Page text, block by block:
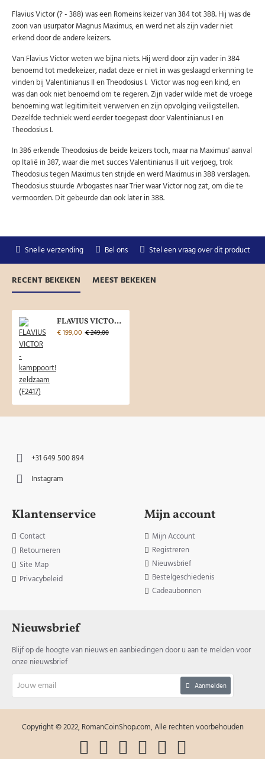
U kunt zich op elk moment weer afmelden via de nieuwsbrief.
Uw gegevens worden niet gedeeld met derden
Niet meer opnieuw tonen.
Flavius Victor (? - 388) was een Romeins keizer van 384 tot 388. Hij was de
zoon van usurpator Magnus Maximus, en werd net als zijn vader niet
erkend door de andere keizers.
Van Flavius Victor weten we bijna niets. Hij werd door zijn vader in 384
benoemd tot medekeizer, nadat deze er niet in was geslaagd erkenning te
vinden bij Valentinianus II en Theodosius I. Victor was nog een kind, en
was dan ook niet benoemd om te regeren. Zijn vader wilde met de vroege
benoeming wat legitimiteit verwerven en zijn opvolging veiligstellen.
Dezelfde techniek werd eerder toegepast door Valentinianus I en
Theodosius I.
In 386 erkende Theodosius de beide keizers toch, maar na Maximus' aanval
op Italië in 387, waar die met succes Valentinianus II uit verjoeg, trok
Theodosius tegen Maximus ten strijde en werd Maximus in 388 verslagen.
Theodosius stuurde Arbogastes naar Trier waar Victor nog zat, om die te
vermoorden. Dit gebeurde dan ook later in 388.
Snelle verzending Bel ons Stel een vraag over dit product
RECENT BEKEKEN MEEST BEKEKEN
FLAVIUS VICTOR - kamppoort! zeldzaam (F2417)
€ 199,00 € 249,00
+31 649 500 894
Instagram
Klantenservice
Contact
Retourneren
Site Map
Privacybeleid
Mijn account
Mijn Account
Registreren
Nieuwsbrief
Bestelgeschiedenis
Cadeaubonnen
Nieuwsbrief
Blijf op de hoogte van nieuws en aanbiedingen door u aan te melden voor
onze nieuwsbrief
email
Aanmelden
Copyright © 2022, RomanCoinShop.com, Alle rechten voorbehouden